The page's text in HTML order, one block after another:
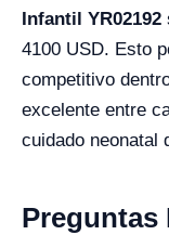
Infantil YR02192
4100 USD. Esto
competitivo
excelente entre
cuidado neonatal
Preguntas